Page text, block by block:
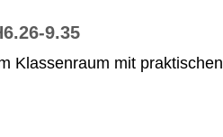
9.35
Klassenraum mit praktischen